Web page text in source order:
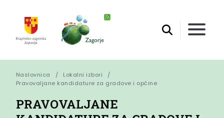
Naslovnica
Lokalni izbori
Pravovaljane kandidature za gradove i općine
PRAVOVALJANE